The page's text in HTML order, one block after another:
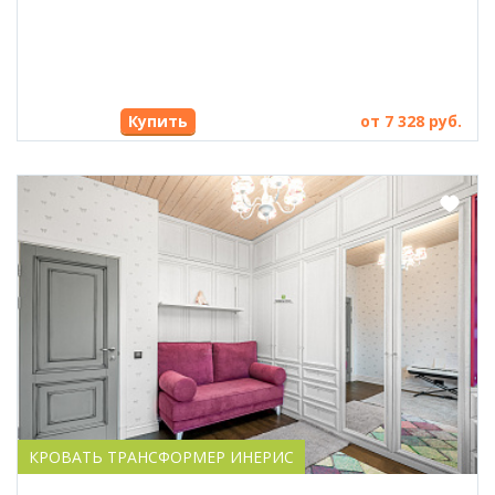
Купить от 7 328 руб.
КРОВАТЬ ТРАНСФОРМЕР ИНЕРИС